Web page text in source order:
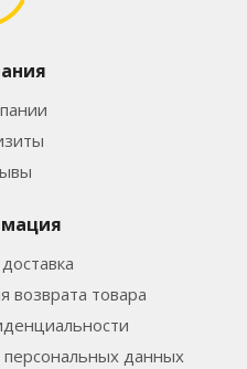
возврата товара
персональных данных